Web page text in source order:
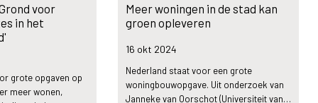
voor
in het
grote opgaven op
meer wonen,
Meer woningen in de stad kan
groen opleveren
16 okt 2024
Nederland staat voor een grote
woningbouwopgave. Uit onderzoek van
Janneke van Oorschot (Universiteit van…